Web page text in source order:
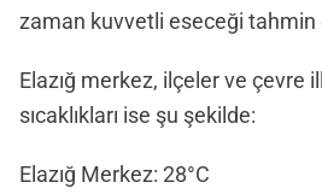
zaman kuvvetli eseceği
Elazığ merkez, ilçeler ve çevre
sıcaklıkları ise şu şekilde:
Elazığ Merkez: 28°C